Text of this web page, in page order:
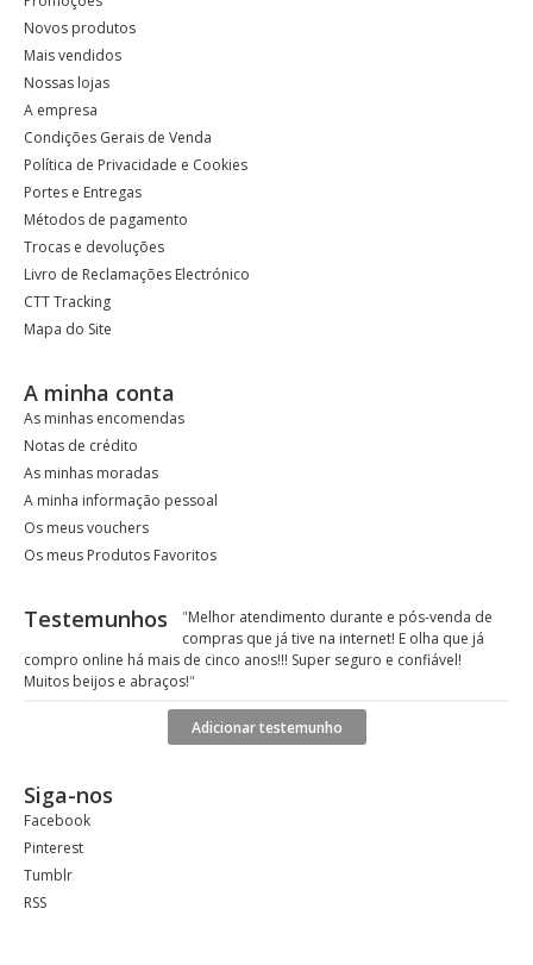
Novos produtos
Mais vendidos
Nossas lojas
A empresa
Condições Gerais de Venda
Política de Privacidade e Cookies
Portes e Entregas
Métodos de pagamento
Trocas e devoluções
Livro de Reclamações Electrónico
CTT Tracking
Mapa do Site
A minha conta
As minhas encomendas
Notas de crédito
As minhas moradas
A minha informação pessoal
Os meus vouchers
Os meus Produtos Favoritos
Testemunhos "Melhor atendimento durante e pós-venda de
compras que já tive na internet! E olha que já
compro online há mais de cinco anos!!! Super seguro e confiável!
Muitos beijos e abraços!"
Adicionar testemunho
Siga-nos
Facebook
Pinterest
Tumblr
RSS